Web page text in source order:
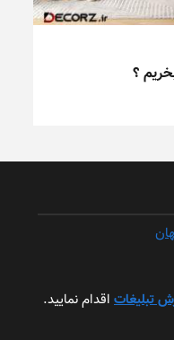
؟
تبلیغات اقدام نمایید.